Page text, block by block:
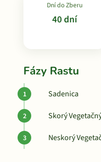
Dní do Zberu
40 dní
Fázy Rastu
Sadenica
Skorý
Neskorý